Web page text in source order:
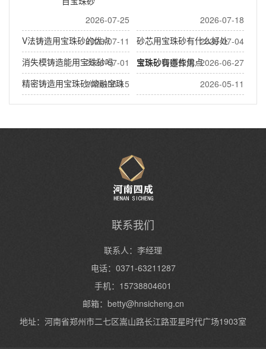
2026-07-25
V法铸造用宝珠砂的优点
2026-07-18
砂芯用宝珠砂有什么好处
2026-07-11
消失模铸造能用宝珠砂吗
2026-07-04
宝珠砂有哪些优点
2026-07-01
精密铸造用宝珠砂/熔融宝珠
沙
2026-06-27
宝珠砂铸造作用
2026-05-15
熔融陶瓷砂(宝珠砂)做什么用
2026-05-11
泵阀铸造用宝珠砂
联系我们
联系人：李经理
电话：0371-63211287
手机：15738804601
邮箱： betty@hnsicheng.cn
地址：河南省郑州市二七区嵩山路长江路亚星时代广场1903室